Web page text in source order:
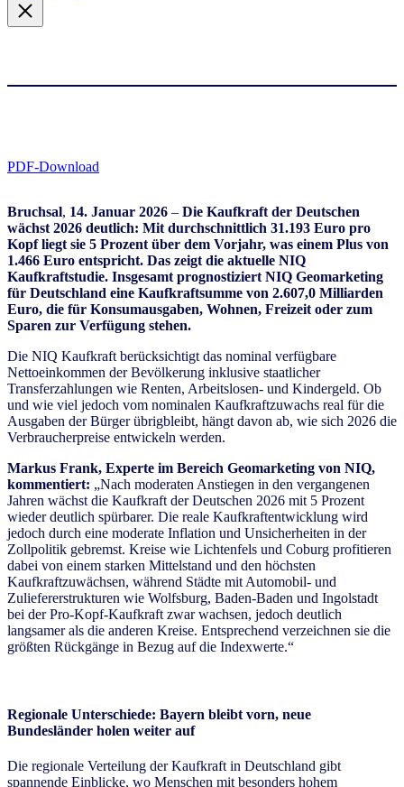
PDF-Download
Bruchsal, 14. Januar 2026 – Die Kaufkraft der Deutschen
wächst 2026 deutlich: Mit durchschnittlich 31.193 Euro pro
Kopf liegt sie 5 Prozent über dem Vorjahr, was einem Plus von
1.466 Euro entspricht. Das zeigt die aktuelle NIQ
Kaufkraftstudie. Insgesamt prognostiziert NIQ Geomarketing
für Deutschland eine Kaufkraftsumme von 2.607,0 Milliarden
Euro, die für Konsumausgaben, Wohnen, Freizeit oder zum
Sparen zur Verfügung stehen.
Die NIQ Kaufkraft berücksichtigt das nominal verfügbare
Nettoeinkommen der Bevölkerung inklusive staatlicher
Transferzahlungen wie Renten, Arbeitslosen- und Kindergeld. Ob
und wie viel jedoch vom nominalen Kaufkraftzuwachs real für die
Ausgaben der Bürger übrigbleibt, hängt davon ab, wie sich 2026 die
Verbraucherpreise entwickeln werden.
Markus Frank, Experte im Bereich Geomarketing von NIQ,
kommentiert: „Nach moderaten Anstiegen in den vergangenen
Jahren wächst die Kaufkraft der Deutschen 2026 mit 5 Prozent
wieder deutlich spürbarer. Die reale Kaufkraftentwicklung wird
jedoch durch eine moderate Inflation und Unsicherheiten in der
Zollpolitik gebremst. Kreise wie Lichtenfels und Coburg profitieren
dabei von einem starken Mittelstand und den höchsten
Kaufkraftzuwächsen, während Städte mit Automobil- und
Zuliefererstrukturen wie Wolfsburg, Baden-Baden und Ingolstadt
bei der Pro-Kopf-Kaufkraft zwar wachsen, jedoch deutlich
langsamer als die anderen Kreise. Entsprechend verzeichnen sie die
größten Rückgänge in Bezug auf die Indexwerte.“
Regionale Unterschiede: Bayern bleibt vorn, neue
Bundesländer holen weiter auf
Die regionale Verteilung der Kaufkraft in Deutschland gibt
spannende Einblicke, wo Menschen mit besonders hohem